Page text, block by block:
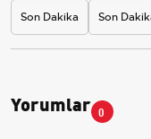
Son Dakika Son
Yorumlar 0